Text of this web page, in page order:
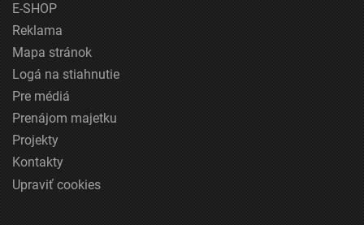
E-SHOP
Reklama
Mapa stránok
Logá na stiahnutie
Pre médiá
Prenájom majetku
Projekty
Kontakty
Upraviť cookies